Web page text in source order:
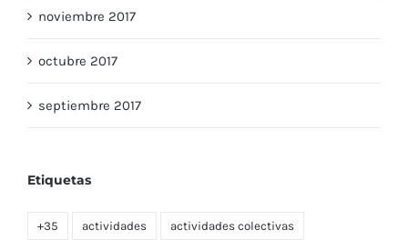
noviembre 2017
octubre 2017
septiembre 2017
Etiquetas
+35 actividades actividades colectivas